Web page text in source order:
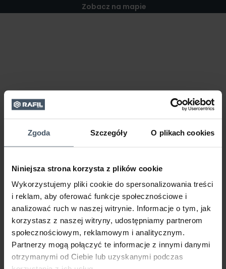
Zgoda Szczegóły O plikach cookies
Niniejsza strona korzysta z plików cookie
Wykorzystujemy pliki cookie do spersonalizowania treści
i reklam, aby oferować funkcje społecznościowe i
analizować ruch w naszej witrynie. Informacje o tym, jak
korzystasz z naszej witryny, udostępniamy partnerom
społecznościowym, reklamowym i analitycznym.
Partnerzy mogą połączyć te informacje z innymi danymi
otrzymanymi od Ciebie lub uzyskanymi podczas
Zobacz na mapie